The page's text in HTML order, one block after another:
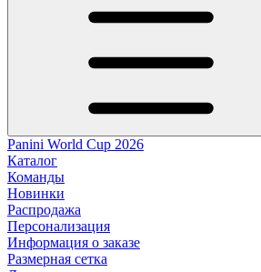
Panini World Cup 2026
Каталог
Команды
Новинки
Распродажа
Персонализация
Информация о заказе
Размерная сетка